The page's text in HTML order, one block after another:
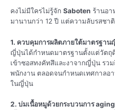
คงไม่มีใครไม่รู้จักSaboten ร้านอา
มานานกว่า 12 ปี แต่ความลับรสชา
1. ควบคุมการผลิตภายใต้มาตรฐาน
ญี่ปุ่นได้กำหนดมาตรฐานตั้งแต่วัตถุ
เข้าซอสทงคัทสึและงาจากญี่ปุ่น รว
พนักงาน ตลอดจนกำหนดเทศกาลอ
ในญี่ปุ่น
2. บ่มเนื้อหมูด้วยกระบวนการ aging